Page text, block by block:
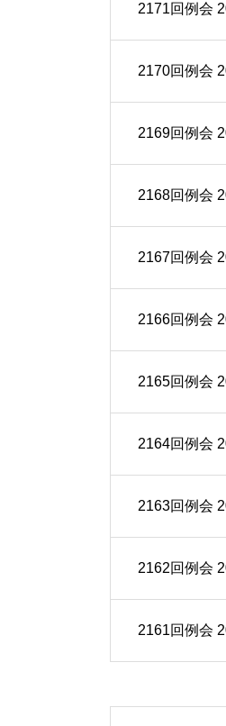
2171回例会
2170回例会
2169回例会
2168回例会
2167回例会
2166回例会
2165回例会
2164回例会
2163回例会
2162回例会
2161回例会